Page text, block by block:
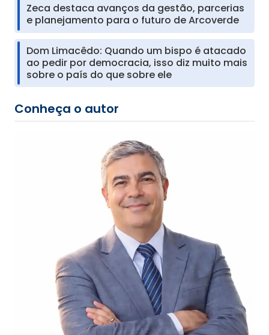
Zeca destaca avanços da gestão, parcerias
e planejamento para o futuro de Arcoverde
Dom Limacêdo: Quando um bispo é atacado
ao pedir por democracia, isso diz muito mais
sobre o país do que sobre ele
Conheça o autor